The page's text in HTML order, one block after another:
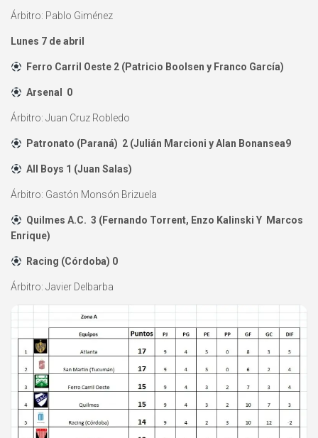
Árbitro: Pablo Giménez
Lunes 7 de abril
Ferro Carril Oeste 2 (Patricio Boolsen y Franco García)
Arsenal 0
Árbitro: Juan Cruz Robledo
Patronato (Paraná) 2 (Julián Marcioni y Alan Bonansea9
All Boys 1 (Juan Salas)
Árbitro: Gastón Monsón Brizuela
Quilmes A.C. 3 (Fernando Torrent, Enzo Kalinski Y Marcos
Enrique)
Racing (Córdoba) 0
Árbitro: Javier Delbarba